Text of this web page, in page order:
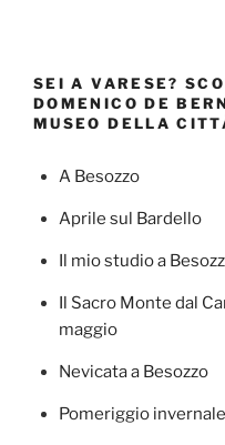
SEI A VARESE?
DOMENICO DE
MUSEO DELLA
A Besozzo
Aprile sul Bardello
Il mio studio a
Il Sacro Monte dal
maggio
Nevicata a Besozzo
Pomeriggio invernale